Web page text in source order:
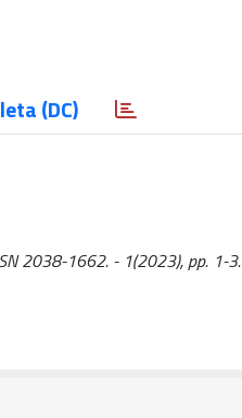
(DC)
2038-1662. - 1(2023), pp. 1-3.